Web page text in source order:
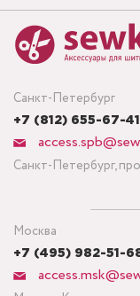
Санкт-Петербург
+7 (812) 655-67-41
Санкт-Петербург,
Москва
+7 (495) 982-51-